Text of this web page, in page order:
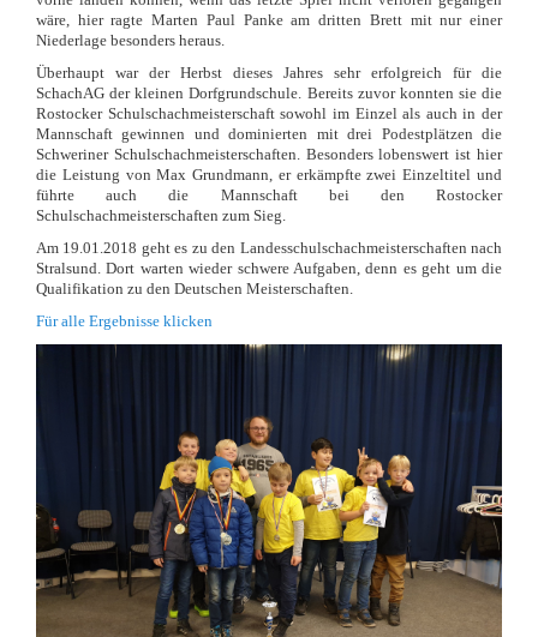
wäre, hier ragte Marten Paul Panke am dritten Brett mit nur einer
Niederlage besonders heraus.
Überhaupt war der Herbst dieses Jahres sehr erfolgreich für die
SchachAG der kleinen Dorfgrundschule. Bereits zuvor konnten sie die
Rostocker Schulschachmeisterschaft sowohl im Einzel als auch in der
Mannschaft gewinnen und dominierten mit drei Podestplätzen die
Schweriner Schulschachmeisterschaften. Besonders lobenswert ist hier
die Leistung von Max Grundmann, er erkämpfte zwei Einzeltitel und
führte auch die Mannschaft bei den Rostocker
Schulschachmeisterschaften zum Sieg.
Am 19.01.2018 geht es zu den Landesschulschachmeisterschaften nach
Stralsund. Dort warten wieder schwere Aufgaben, denn es geht um die
Qualifikation zu den Deutschen Meisterschaften.
Für alle Ergebnisse klicken